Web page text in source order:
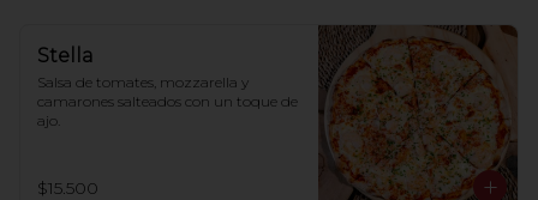
Stella
Salsa de tomates, mozzarella y
camarones salteados con un toque de
ajo.
$15.500